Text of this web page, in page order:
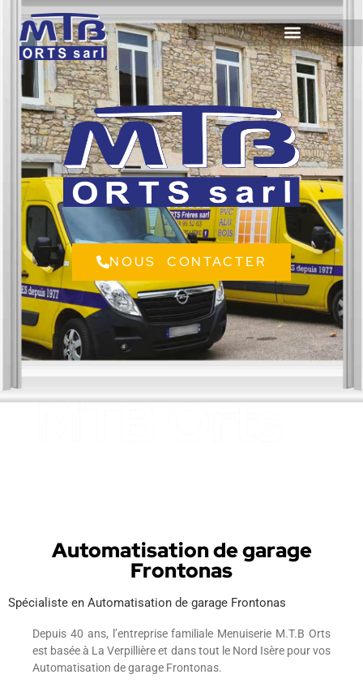
NOUS CONTACTER
Automatisation de garage
Frontonas
Spécialiste en Automatisation de garage Frontonas
Depuis 40 ans, l’entreprise familiale Menuiserie M.T.B Orts
est basée à La Verpillière et dans tout le Nord Isère pour vos
Automatisation de garage Frontonas.